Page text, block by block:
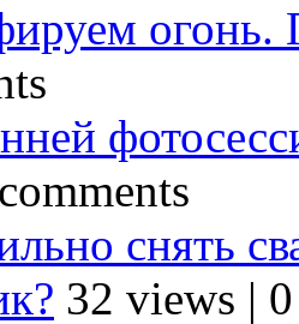
огонь.
снять
32 views |